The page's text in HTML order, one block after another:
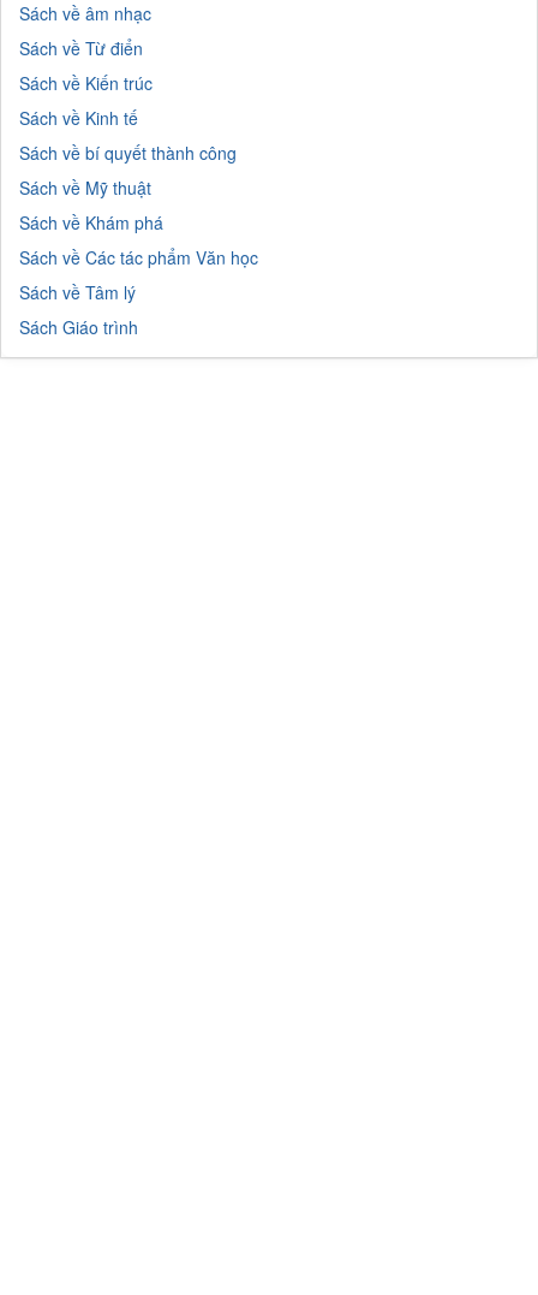
Sách về âm nhạc
Sách về Từ điển
Sách về Kiến trúc
Sách về Kinh tế
Sách về bí quyết thành công
Sách về Mỹ thuật
Sách về Khám phá
Sách về Các tác phẩm Văn học
Sách về Tâm lý
Sách Giáo trình